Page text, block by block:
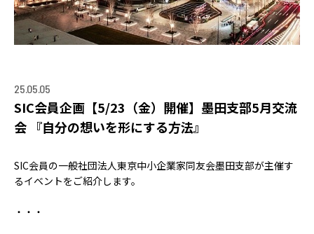
ACCELERATION
プログラム
MEMBER
会員
パートナー
25.05.05
SIC会員企画【5/23（金）開催】墨田支部5月交流
会 『自分の想いを形にする方法』
SIC会員の一般社団法人東京中小企業家同友会墨田支部が主催す
るイベントをご紹介します。
・・・